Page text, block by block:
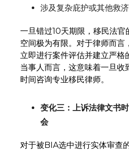
涉及复杂庇护或其他救
一旦错过10天期限，移民法官
空间极为有限。对于律师而言
立即进行案件评估并建立严格
当事人而言，这意味着一旦收
时间咨询专业移民律师。
变化三：上诉法律文书
会
对于被BIA选中进行实体审查